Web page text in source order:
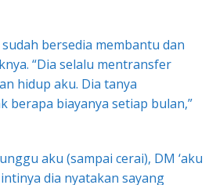
bersedia membantu dan
“Dia selalu mentransfer
hidup aku. Dia tanya
berapa biayanya setiap bulan,”
aku (sampai cerai), DM ‘aku
dia nyatakan sayang